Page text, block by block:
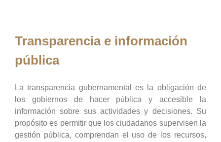
Transparencia e información
pública
La transparencia gubernamental es la obligación de
los gobiernos de hacer pública y accesible la
información sobre sus actividades y decisiones. Su
propósito es permitir que los ciudadanos supervisen la
gestión pública, comprendan el uso de los recursos,